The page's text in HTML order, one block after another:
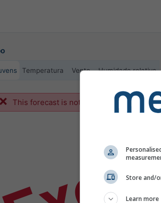
Temperatura Vento Humidade relativa
This forecast is not available for the
Store and/
Learn more